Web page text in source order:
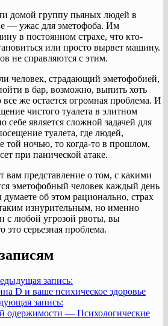
домой группу пьяных людей в
— ужас для эметофоба. Им
в постоянном страхе, что кто-
или просто вырвет машину.
не справляются с этим.
человек, страдающий эметофобией,
в бар, возможно, выпить хоть
же остается огромная проблема. И
чистого туалета в элитном
себе является сложной задачей для
туалета, где людей,
той ночью, то когда-то в прошлом,
при панической атаке.
вам представление о том, с какими
эметофобный человек каждый день
об этом рационально, страх
изнурительным, но именно
с любой угрозой рвоты, вы
это серьезная проблема.
запись:
D и ваше психическое здоровье
запись:
одержимости — Психологические